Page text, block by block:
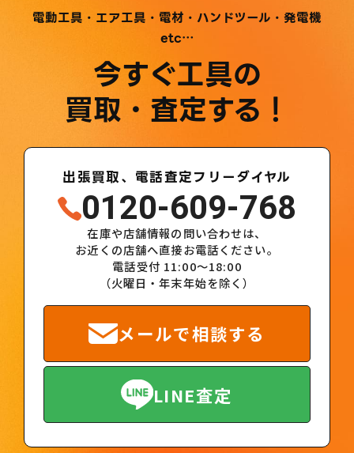
電動工具・エア工具・電材・ハンドツール・発電機
etc…
今すぐ工具の
買取・査定する！
出張買取、電話査定フリーダイヤル
0120-609-768
在庫や店舗情報の問い合わせは、
お近くの店舗へ直接お電話ください。
電話受付 11:00～18:00
（火曜日・年末年始を除く）
メールで相談する
LINE査定